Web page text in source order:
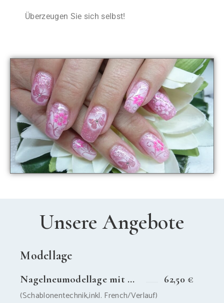
Überzeugen Sie sich selbst!
Unsere Angebote
Modellage
Nagelneumodellage mit Verlängerung 62,50 €
(Schablonentechnik,inkl. French/Verlauf)